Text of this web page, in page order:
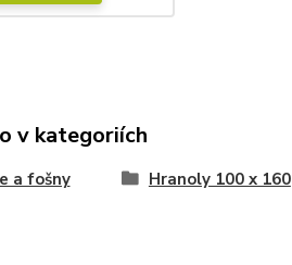
v kategoriích
a fošny Hranoly 100 x 160